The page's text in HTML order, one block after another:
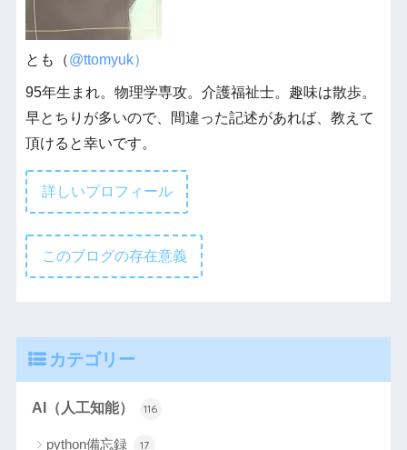
とも（@ttomyuk）
95年生まれ。物理学専攻。介護福祉士。趣味は散歩。
早とちりが多いので、間違った記述があれば、教えて
頂けると幸いです。
詳しいプロフィール
このブログの存在意義
カテゴリー
AI（人工知能） 116
python備忘録 17